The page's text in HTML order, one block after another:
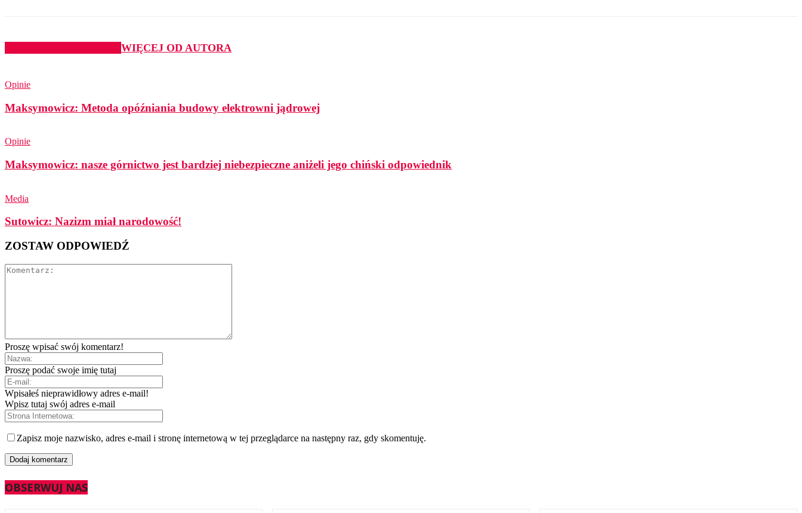
WIĘCEJ OD AUTORA
Opinie
Maksymowicz: Metoda opóźniania budowy elektrowni jądrowej
Opinie
Maksymowicz: nasze górnictwo jest bardziej niebezpieczne aniżeli jego chiński odpowiednik
Media
Sutowicz: Nazizm miał narodowość!
ZOSTAW ODPOWIEDŹ
Proszę wpisać swój komentarz!
Proszę podać swoje imię tutaj
Wpisałeś nieprawidłowy adres e-mail!
Wpisz tutaj swój adres e-mail
Zapisz moje nazwisko, adres e-mail i stronę internetową w tej przeglądarce na następny raz, gdy skomentuję.
OBSERWUJ NAS